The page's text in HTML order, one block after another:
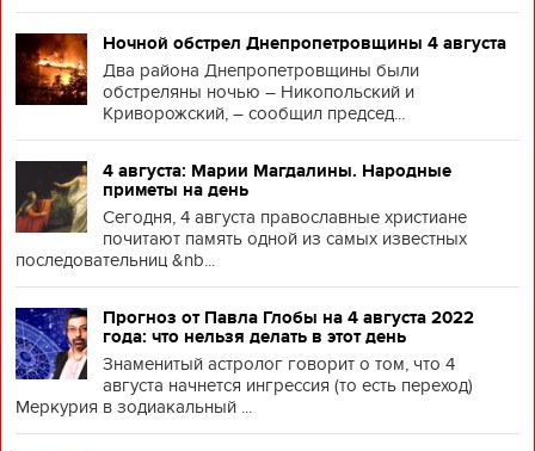
Ночной обстрел Днепропетровщины 4 августа
Два района Днепропетровщины были
обстреляны ночью – Никопольский и
Криворожский, – сообщил председ...
4 августа: Марии Магдалины. Народные
приметы на день
Сегодня, 4 августа православные христиане
почитают память одной из самых известных
последовательниц &nb...
Прогноз от Павла Глобы на 4 августа 2022
года: что нельзя делать в этот день
Знаменитый астролог говорит о том, что 4
августа начнется ингрессия (то есть переход)
Меркурия в зодиакальный ...